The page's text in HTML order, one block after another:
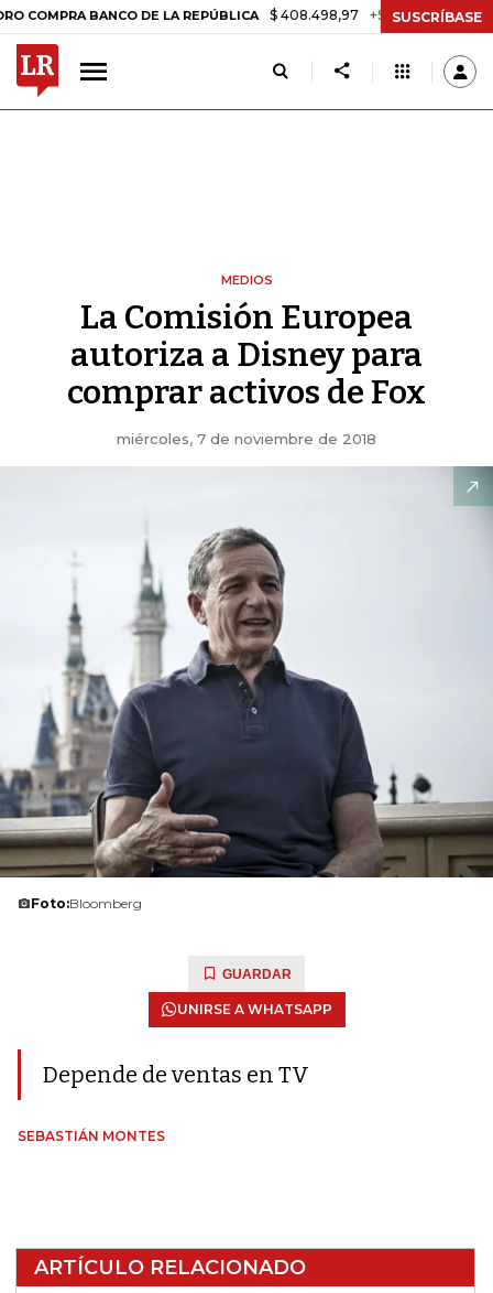
BANCO DE LA REPÚBLICA $ 408.498,97 +$ 8.753,81 +2,19%
SUSCRÍBASE
MEDIOS
La Comisión Europea
autoriza a Disney para
comprar activos de Fox
miércoles, 7 de noviembre de 2018
Foto:Bloomberg
GUARDAR
UNIRSE A WHATSAPP
Depende de ventas en TV
SEBASTIÁN MONTES
ARTÍCULO RELACIONADO